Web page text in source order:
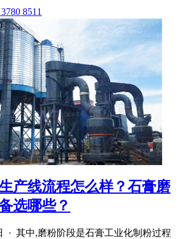
8511
产线流程怎么样？石膏磨
选哪些？
· 其中,磨粉阶段是石膏工业化制粉过程